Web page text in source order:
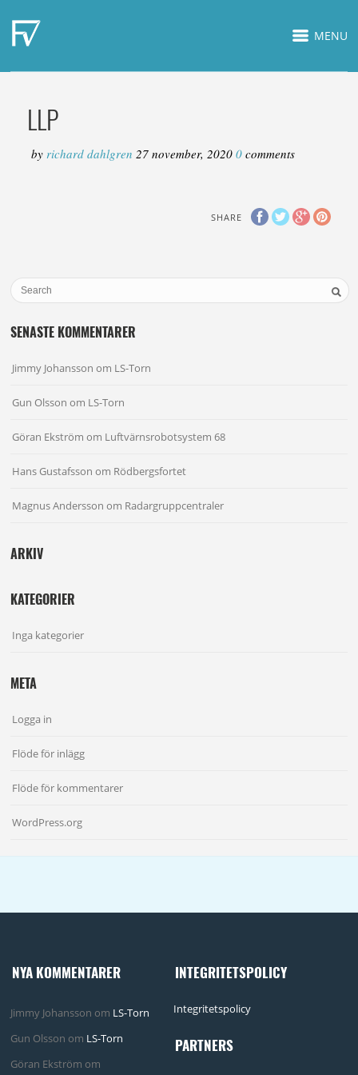
MENU
LLP
byrichard dahlgren27 november, 2020 0comments
SHARE
SENASTE KOMMENTARER
Jimmy Johansson om LS-Torn
Gun Olsson om LS-Torn
Göran Ekström om Luftvärnsrobotsystem 68
Hans Gustafsson om Rödbergsfortet
Magnus Andersson om Radargruppcentraler
ARKIV
KATEGORIER
Inga kategorier
META
Logga in
Flöde för inlägg
Flöde för kommentarer
WordPress.org
NYA KOMMENTARER
Jimmy Johansson om LS-Torn
Gun Olsson om LS-Torn
Göran Ekström om
INTEGRITETSPOLICY
Integritetspolicy
PARTNERS